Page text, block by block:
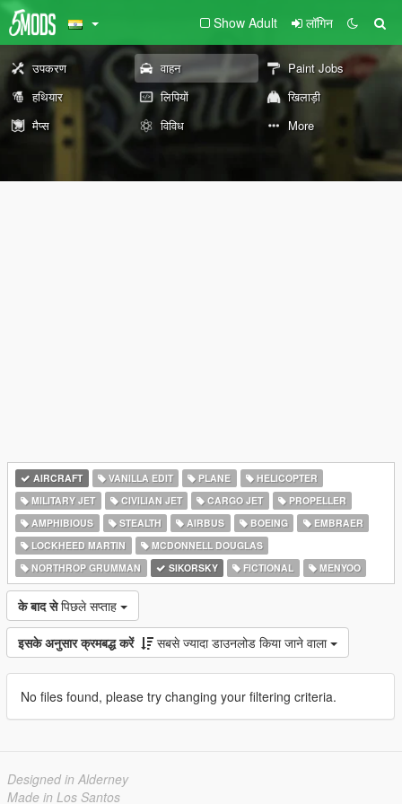
Show Adult लॉगिन
उपकरण वाहन
Paint Jobs
हथियार
लिपियों
खिलाड़ी
मैप्स
विविध More
AIRCRAFT VANILLA EDIT PLANE
HELICOPTER
MILITARY JET
CIVILIAN JET CARGO JET
PROPELLER
AMPHIBIOUS
STEALTH AIRBUS BOEING
EMBRAER
LOCKHEED MARTIN
MCDONNELL DOUGLAS
NORTHROP GRUMMAN
SIKORSKY FICTIONAL MENYOO
के बाद से पिछले सप्ताह
इसके अनुसार क्रमबद्ध करें सबसे ज्यादा डाउनलोड किया जाने वाला
No files found, please try changing your filtering criteria.
Designed in Alderney
Made in Los Santos